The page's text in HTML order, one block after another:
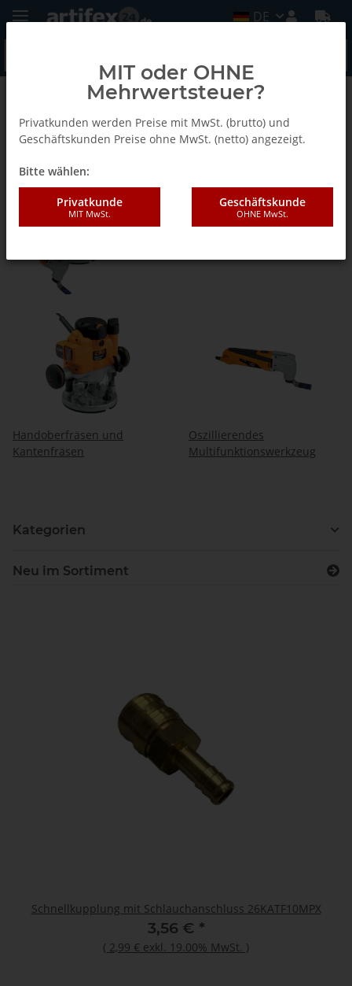
DE
CMT OrangeTools
Elektrowerkzeuge
Handoberfräsen und
Kantenfräsen
Oszillierendes
Multifunktionswerkzeug
Kategorien
Neu im Sortiment
Schnellkupplung mit Schlauchanschluss 26KATF10MPX
3,56 € *
( 2,99 € exkl. 19.00% MwSt. )
MIT oder OHNE
Mehrwertsteuer?
Privatkunden werden Preise mit MwSt. (brutto) und
Geschäftskunden Preise ohne MwSt. (netto) angezeigt.
Bitte wählen:
Privatkunde
MIT MwSt.
Geschäftskunde
OHNE MwSt.